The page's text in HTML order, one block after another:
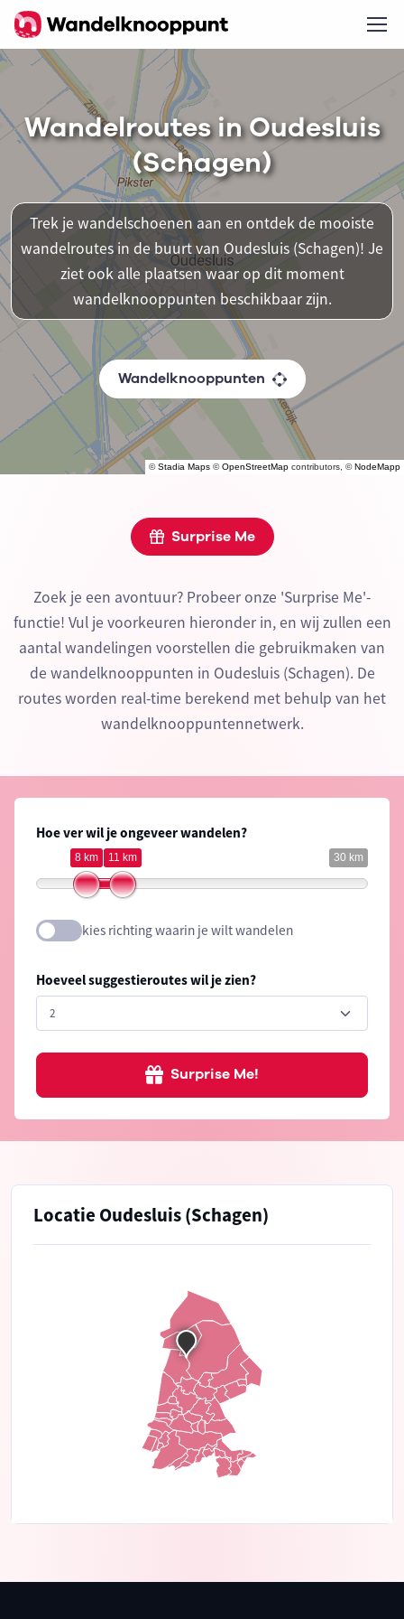
©Stadia Maps ©OpenStreetMap contributors, ©NodeMapp
Wandelroutes in Oudesluis
(Schagen)
Trek je wandelschoenen aan en ontdek de mooiste
wandelroutes in de buurt van Oudesluis (Schagen)! Je
ziet ook alle plaatsen waar op dit moment
wandelknooppunten beschikbaar zijn.
Wandelknooppunten
Surprise Me
Zoek je een avontuur? Probeer onze 'Surprise Me'-
functie! Vul je voorkeuren hieronder in, en wij zullen een
aantal wandelingen voorstellen die gebruikmaken van
de wandelknooppunten in Oudesluis (Schagen). De
routes worden real-time berekend met behulp van het
wandelknooppuntennetwerk.
Hoe ver wil je ongeveer wandelen?
30 km
8 km 11 km
kies richting waarin je wilt wandelen
Hoeveel suggestieroutes wil je zien?
Surprise Me!
Locatie Oudesluis (Schagen)